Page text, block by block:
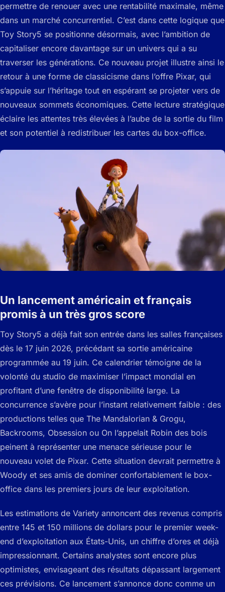
permettre de renouer avec une rentabilité maximale, même
dans un marché concurrentiel. C’est dans cette logique que
Toy Story5 se positionne désormais, avec l’ambition de
capitaliser encore davantage sur un univers qui a su
traverser les générations. Ce nouveau projet illustre ainsi le
retour à une forme de classicisme dans l’offre Pixar, qui
s’appuie sur l’héritage tout en espérant se projeter vers de
nouveaux sommets économiques. Cette lecture stratégique
éclaire les attentes très élevées à l’aube de la sortie du film
et son potentiel à redistribuer les cartes du box-office.
Un lancement américain et français
promis à un très gros score
Toy Story5 a déjà fait son entrée dans les salles françaises
dès le 17 juin 2026, précédant sa sortie américaine
programmée au 19 juin. Ce calendrier témoigne de la
volonté du studio de maximiser l’impact mondial en
profitant d’une fenêtre de disponibilité large. La
concurrence s’avère pour l’instant relativement faible : des
productions telles que The Mandalorian & Grogu,
Backrooms, Obsession ou On l’appelait Robin des bois
peinent à représenter une menace sérieuse pour le
nouveau volet de Pixar. Cette situation devrait permettre à
Woody et ses amis de dominer confortablement le box-
office dans les premiers jours de leur exploitation.
Les estimations de Variety annoncent des revenus compris
entre 145 et 150 millions de dollars pour le premier week-
end d’exploitation aux États-Unis, un chiffre d’ores et déjà
impressionnant. Certains analystes sont encore plus
optimistes, envisageant des résultats dépassant largement
ces prévisions. Ce lancement s’annonce donc comme un